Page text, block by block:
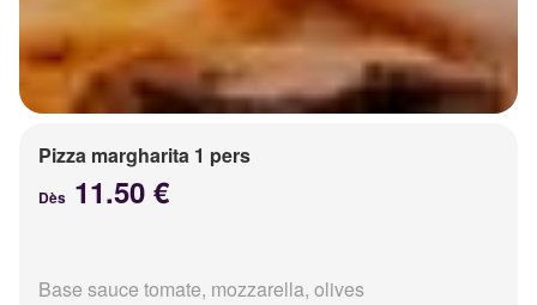
Pizza margharita 1 pers
Dès 11.50 €
Base sauce tomate, mozzarella, olives